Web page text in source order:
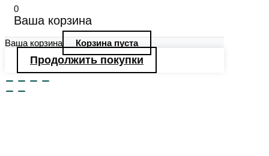
0
Ваша корзина
Ваша корзина Корзина пуста
Продолжить покупки